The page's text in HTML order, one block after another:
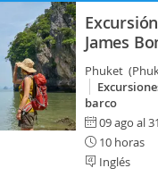
James
Phuket
barco
09 ago al
10 horas
Inglés